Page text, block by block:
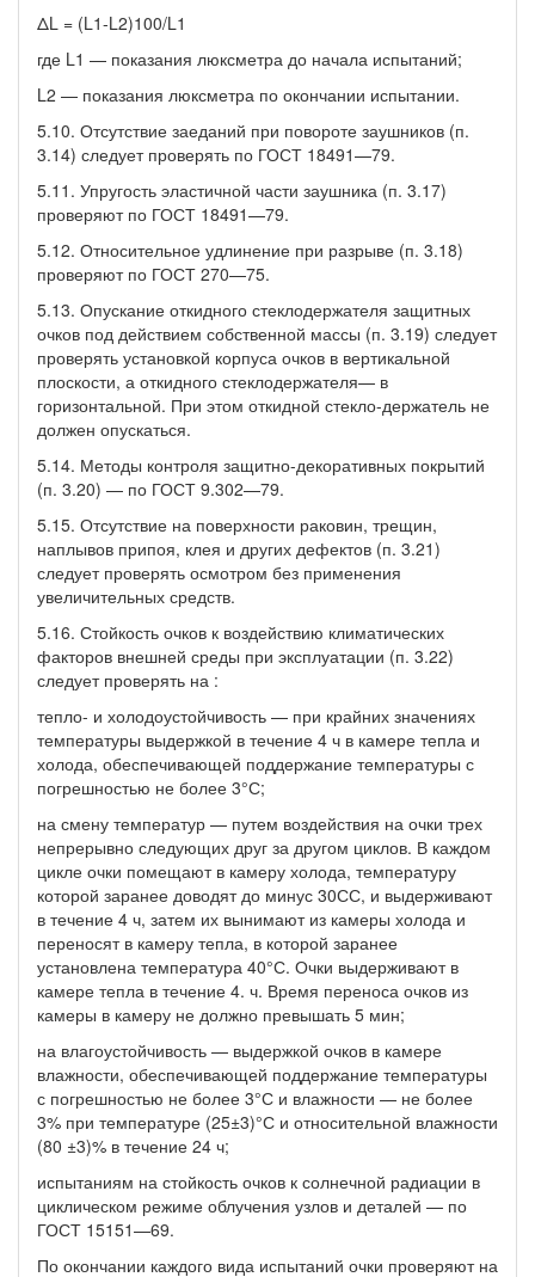
ΔL = (L1-L2)100/L1
где L1 — показания люксметра до начала испытаний;
L2 — показания люксметра по окончании испытании.
5.10. Отсутствие заеданий при повороте заушников (п.
3.14) следует проверять по ГОСТ 18491—79.
5.11. Упругость эластичной части заушника (п. 3.17)
проверяют по ГОСТ 18491—79.
5.12. Относительное удлинение при разрыве (п. 3.18)
проверяют по ГОСТ 270—75.
5.13. Опускание откидного стеклодержателя защитных
очков под действием собственной массы (п. 3.19) следует
проверять установкой корпуса очков в вертикальной
плоскости, а откидного стеклодержателя— в
горизонтальной. При этом откидной стекло-держатель не
должен опускаться.
5.14. Методы контроля защитно-декоративных покрытий
(п. 3.20) — по ГОСТ 9.302—79.
5.15. Отсутствие на поверхности раковин, трещин,
наплывов припоя, клея и других дефектов (п. 3.21)
следует проверять осмотром без применения
увеличительных средств.
5.16. Стойкость очков к воздействию климатических
факторов внешней среды при эксплуатации (п. 3.22)
следует проверять на :
тепло- и холодоустойчивость — при крайних значениях
температуры выдержкой в течение 4 ч в камере тепла и
холода, обеспечивающей поддержание температуры с
погрешностью не более 3°С;
на смену температур — путем воздействия на очки трех
непрерывно следующих друг за другом циклов. В каждом
цикле очки помещают в камеру холода, температуру
которой заранее доводят до минус 30СС, и выдерживают
в течение 4 ч, затем их вынимают из камеры холода и
переносят в камеру тепла, в которой заранее
установлена температура 40°С. Очки выдерживают в
камере тепла в течение 4. ч. Время переноса очков из
камеры в камеру не должно превышать 5 мин;
на влагоустойчивость — выдержкой очков в камере
влажности, обеспечивающей поддержание температуры
с погрешностью не более 3°С и влажности — не более
3% при температуре (25±3)°С и относительной влажности
(80 ±3)% в течение 24 ч;
испытаниям на стойкость очков к солнечной радиации в
циклическом режиме облучения узлов и деталей — по
ГОСТ 15151—69.
По окончании каждого вида испытаний очки проверяют на